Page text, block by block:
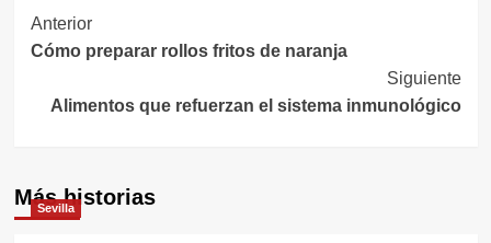
Navegación
de
entradas
Anterior
Cómo preparar rollos fritos de naranja
Siguiente
Alimentos que refuerzan el sistema inmunológico
Más historias
Sevilla